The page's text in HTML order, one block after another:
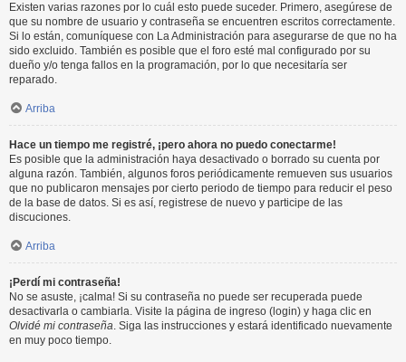
Existen varias razones por lo cuál esto puede suceder. Primero, asegúrese de
que su nombre de usuario y contraseña se encuentren escritos correctamente.
Si lo están, comuníquese con La Administración para asegurarse de que no ha
sido excluido. También es posible que el foro esté mal configurado por su
dueño y/o tenga fallos en la programación, por lo que necesitaría ser
reparado.
Arriba
Hace un tiempo me registré, ¡pero ahora no puedo conectarme!
Es posible que la administración haya desactivado o borrado su cuenta por
alguna razón. También, algunos foros periódicamente remueven sus usuarios
que no publicaron mensajes por cierto periodo de tiempo para reducir el peso
de la base de datos. Si es así, registrese de nuevo y participe de las
discuciones.
Arriba
¡Perdí mi contraseña!
No se asuste, ¡calma! Si su contraseña no puede ser recuperada puede
desactivarla o cambiarla. Visite la página de ingreso (login) y haga clic en
Olvidé mi contraseña. Siga las instrucciones y estará identificado nuevamente
en muy poco tiempo.